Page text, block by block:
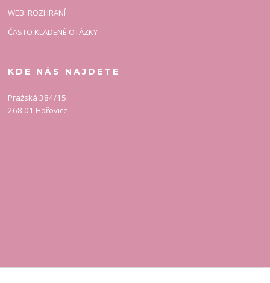
WEB. ROZHRANÍ
ČASTO KLADENÉ OTÁZKY
KDE NÁS NAJDETE
Pražská 384/15
268 01 Hořovice